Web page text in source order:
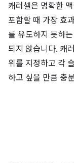
캐러셀은 명확한
포함할 때 가장 효
를 유도하지 못하
되지 않습니다. 캐
위를 지정하고 각
하고 싶을 만큼 충